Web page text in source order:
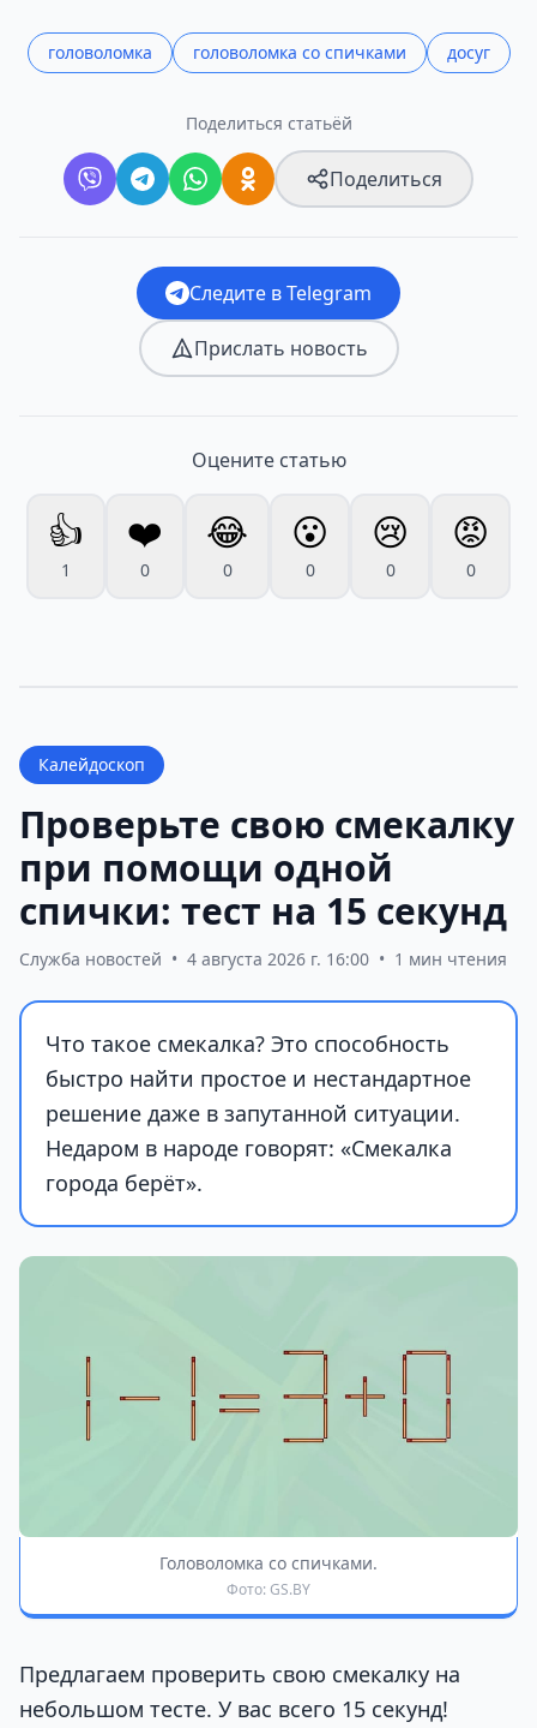
головоломка головоломка со спичками досуг
Поделиться статьёй
Поделиться
Следите в Telegram
Прислать новость
Оцените статью
👍
1
❤️
0
😂
0
😮
0
😢
0
😡
0
Калейдоскоп
Проверьте свою смекалку
при помощи одной
спички: тест на 15 секунд
Служба новостей • 4 августа 2026 г. 16:00 • 1 мин чтения
Что такое смекалка? Это способность
быстро найти простое и нестандартное
решение даже в запутанной ситуации.
Недаром в народе говорят: «Смекалка
города берёт».
Головоломка со спичками.
Фото: GS.BY
Предлагаем проверить свою смекалку на
небольшом тесте. У вас всего 15 секунд!